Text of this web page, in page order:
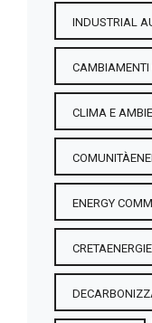
INDUSTRIAL
CAMBIAMENTI
CLIMA E
ENERGY